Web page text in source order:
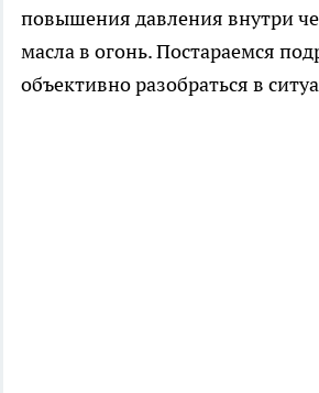
повышения давления внутри
масла в огонь. Постараемся
объективно разобраться в